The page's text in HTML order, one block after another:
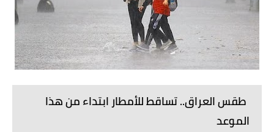
طقس العراق.. تساقط للأمطار ابتداء من هذا
الموعد